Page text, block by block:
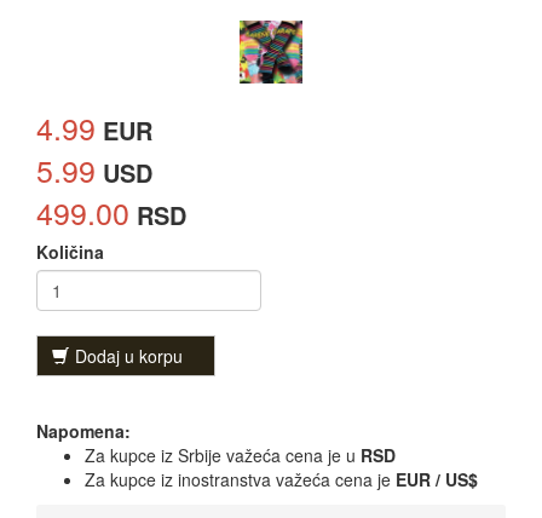
4.99 EUR
5.99 USD
499.00 RSD
Količina
Dodaj u korpu
Napomena:
Za kupce iz Srbije važeća cena je u RSD
Za kupce iz inostranstva važeća cena je EUR / US$